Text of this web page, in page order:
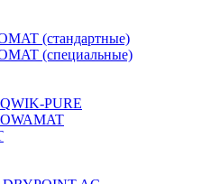
(стандартные)
(специальные)
PURE